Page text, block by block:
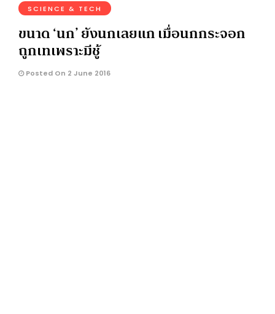
SCIENCE & TECH
ขนาด ‘นก’ ยังนกเลยแก เมื่อนกกระจอก
ถูกเทเพราะมีชู้
Posted On 2 June 2016